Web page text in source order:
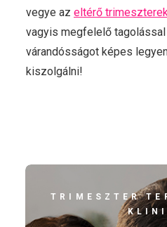
vegye az eltérő
vagyis megfelelő
várandósságot képes
kiszolgálni!
TRIMESZTER